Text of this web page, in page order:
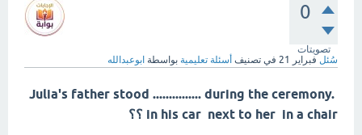
0
تصويتات
سُئل فبراير 21 في تصنيف أسئلة تعليمية بواسطة ابوعبدالله
Julia's father stood ............... during the ceremony.
in his car next to her in a chair ؟؟